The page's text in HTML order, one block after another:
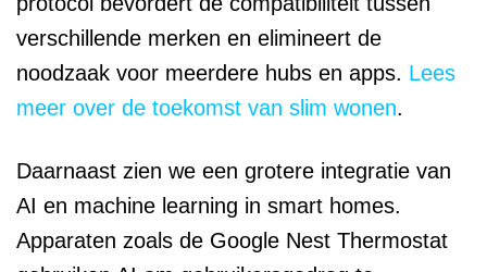
verschillende merken en elimineert de
noodzaak voor meerdere hubs en apps. Lees
meer over de toekomst van slim wonen.
Daarnaast zien we een grotere integratie van
AI en machine learning in smart homes.
Apparaten zoals de Google Nest Thermostat